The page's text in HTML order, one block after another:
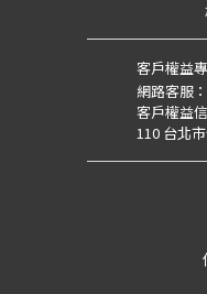
客戶權益
網路客服：
客戶權益
110 台北